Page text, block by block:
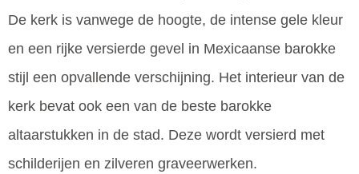
De kerk is vanwege de hoogte, de intense gele kleur
en een rijke versierde gevel in Mexicaanse barokke
stijl een opvallende verschijning. Het interieur van de
kerk bevat ook een van de beste barokke
altaarstukken in de stad. Deze wordt versierd met
schilderijen en zilveren graveerwerken.